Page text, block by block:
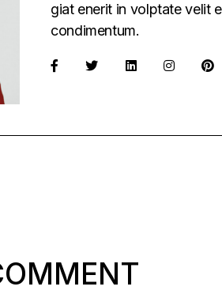
giat enerit in volptate velit
condimentum.